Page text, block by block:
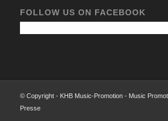
FOLLOW US ON FACEBOOK
© Copyright - KHB Music-Promotion - Music
Presse